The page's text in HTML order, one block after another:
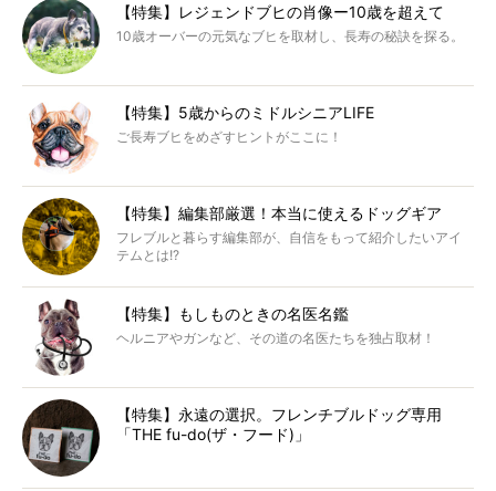
【特集】レジェンドブヒの肖像ー10歳を超えて
10歳オーバーの元気なブヒを取材し、長寿の秘訣を探る。
【特集】5歳からのミドルシニアLIFE
ご長寿ブヒをめざすヒントがここに！
【特集】編集部厳選！本当に使えるドッグギア
フレブルと暮らす編集部が、自信をもって紹介したいアイ
テムとは!?
【特集】もしものときの名医名鑑
ヘルニアやガンなど、その道の名医たちを独占取材！
【特集】永遠の選択。フレンチブルドッグ専用
「THE fu-do(ザ・フード)」